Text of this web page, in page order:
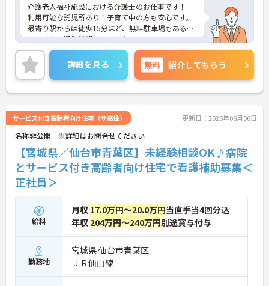
介護老人福祉施設における介護士のお仕事です！
利用可能な託児所あり！子育て中の方も安心です。
最寄り駅からは徒歩15分ほど、無料駐車場もあるの
でマイカー通勤希望の方も安心！
ご興味ある方には、面接のポイントなど、さらに詳
細をお話致しますのでお気軽にご相談ください。
詳細を見る 無料 紹介してもらう
サービス付き高齢者向け住宅（サ高住） 更新日：2026年08月06日
名称非公開 ※詳細はお問合せください
【宮城県／仙台市青葉区】未経験相談OK♪病院
とサービス付き高齢者向け住宅で看護補助募集＜
正社員＞
給料
月収 17.0万円～20.0万円当直手当4回分込
年収 204万円～240万円別途賞与付与
勤務地
宮城県 仙台市青葉区
ＪＲ仙山線